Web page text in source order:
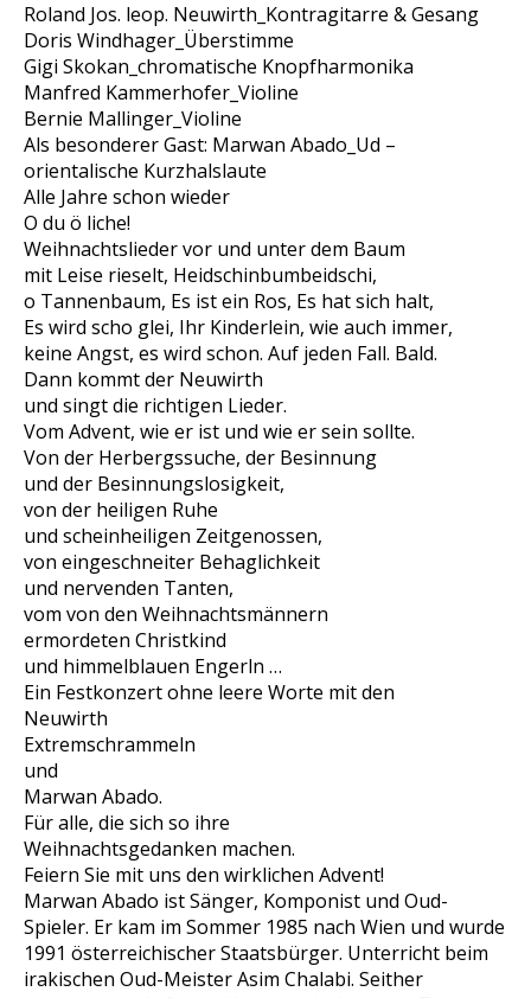
Roland Jos. leop. Neuwirth_Kontragitarre & Gesang
Doris Windhager_Überstimme
Gigi Skokan_chromatische Knopfharmonika
Manfred Kammerhofer_Violine
Bernie Mallinger_Violine
Als besonderer Gast: Marwan Abado_Ud –
orientalische Kurzhalslaute
Alle Jahre schon wieder
O du ö liche!
Weihnachtslieder vor und unter dem Baum
mit Leise rieselt, Heidschinbumbeidschi,
o Tannenbaum, Es ist ein Ros, Es hat sich halt,
Es wird scho glei, Ihr Kinderlein, wie auch immer,
keine Angst, es wird schon. Auf jeden Fall. Bald.
Dann kommt der Neuwirth
und singt die richtigen Lieder.
Vom Advent, wie er ist und wie er sein sollte.
Von der Herbergssuche, der Besinnung
und der Besinnungslosigkeit,
von der heiligen Ruhe
und scheinheiligen Zeitgenossen,
von eingeschneiter Behaglichkeit
und nervenden Tanten,
vom von den Weihnachtsmännern
ermordeten Christkind
und himmelblauen Engerln …
Ein Festkonzert ohne leere Worte mit den
Neuwirth
Extremschrammeln
und
Marwan Abado.
Für alle, die sich so ihre
Weihnachtsgedanken machen.
Feiern Sie mit uns den wirklichen Advent!
Marwan Abado ist Sänger, Komponist und Oud-
Spieler. Er kam im Sommer 1985 nach Wien und wurde
1991 österreichischer Staatsbürger. Unterricht beim
irakischen Oud-Meister Asim Chalabi. Seither